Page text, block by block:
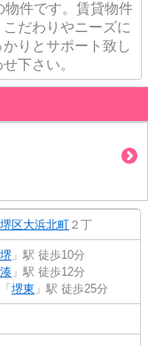
物件です。賃貸物件
だわりやニーズに
りとサポート致し
下さい。
区大浜北町 ２丁
堺 」駅 徒歩10分
湊 」駅 徒歩12分
「 堺東 」駅 徒歩25分